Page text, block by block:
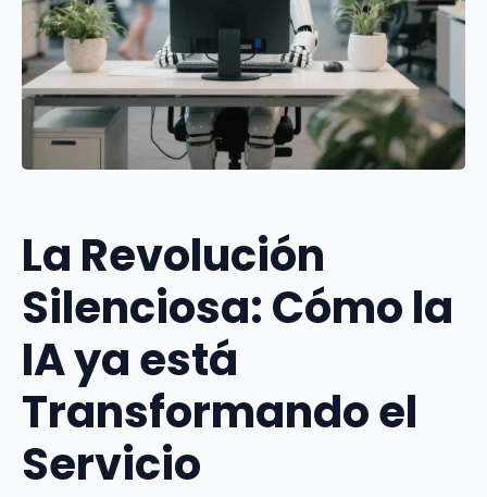
La Revolución
Silenciosa: Cómo la
IA ya está
Transformando el
Servicio